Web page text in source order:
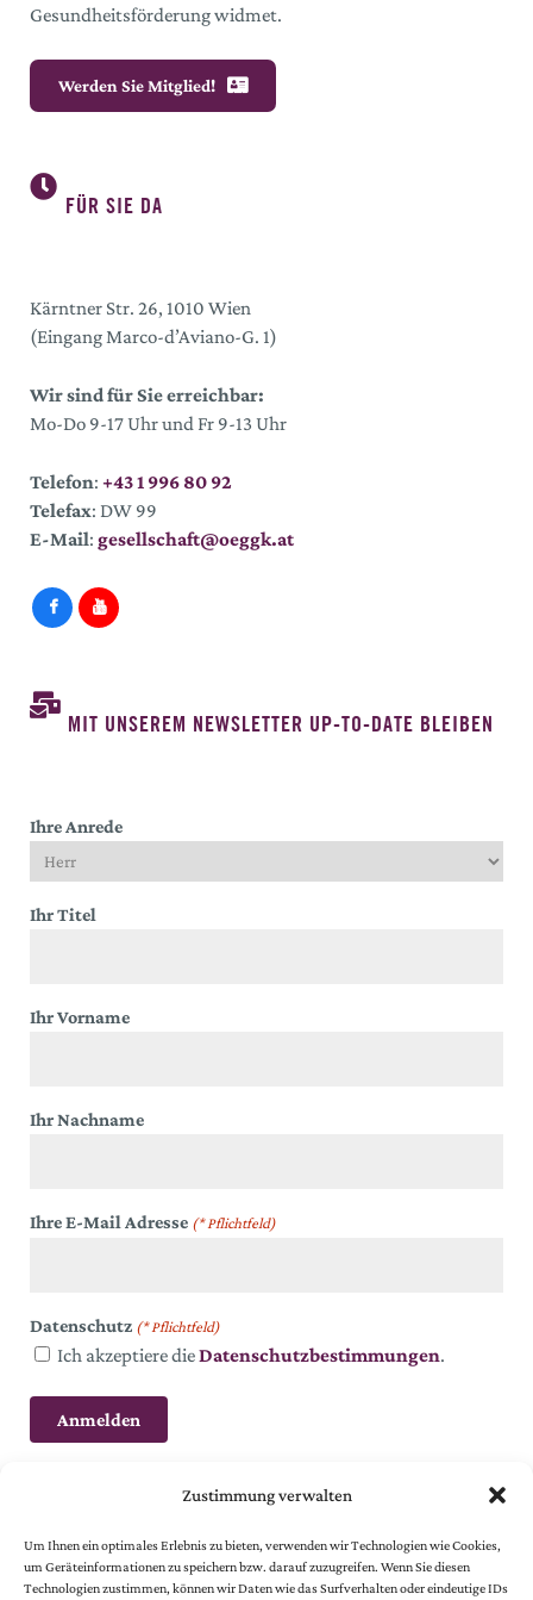
Zustimmung verwalten
Um Ihnen ein optimales Erlebnis zu bieten, verwenden wir Technologien wie Cookies,
um Geräteinformationen zu speichern bzw. darauf zuzugreifen. Wenn Sie diesen
Technologien zustimmen, können wir Daten wie das Surfverhalten oder eindeutige IDs
Gesundheitsförderung widmet.
Werden Sie Mitglied!
FÜR SIE DA
Kärntner Str. 26, 1010 Wien
(Eingang Marco-d’Aviano-G. 1)
Wir sind für Sie erreichbar:
Mo-Do 9-17 Uhr und Fr 9-13 Uhr
Telefon: +43 1 996 80 92
Telefax: DW 99
E-Mail: gesellschaft@oeggk.at
MIT UNSEREM NEWSLETTER UP-TO-DATE BLEIBEN
Ihre Anrede
Ihr Titel
Ihr Vorname
Ihr Nachname
Ihre E-Mail Adresse (* Pflichtfeld)
Datenschutz (* Pflichtfeld)
Ich akzeptiere dieDatenschutzbestimmungen.